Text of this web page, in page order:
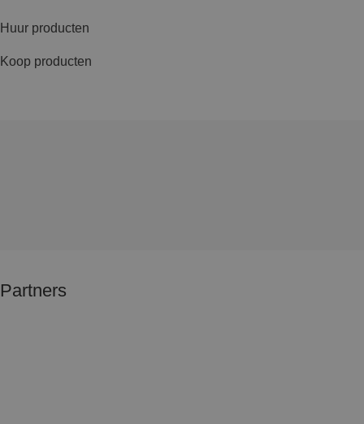
Huur producten
Koop producten
Partners